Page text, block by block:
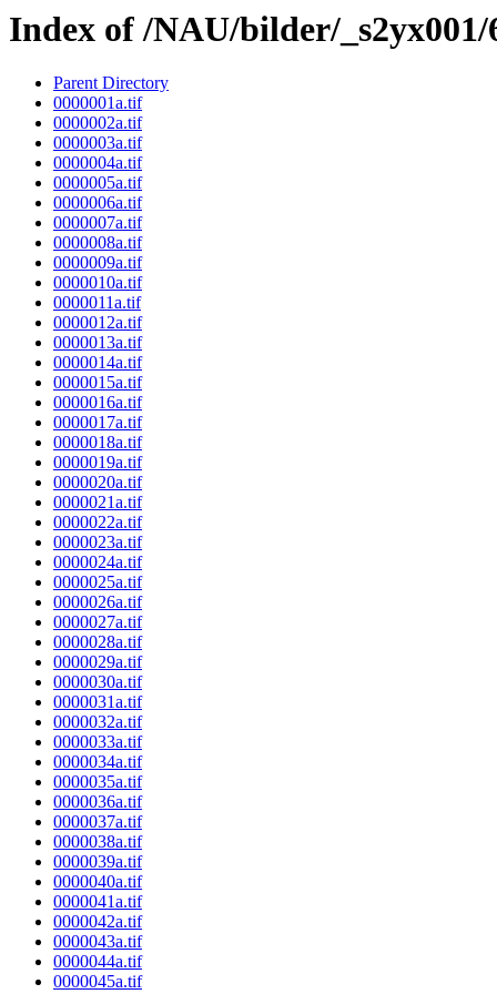
Index of /NAU/bilder/_s2yx001/
Parent Directory
0000001a.tif
0000002a.tif
0000003a.tif
0000004a.tif
0000005a.tif
0000006a.tif
0000007a.tif
0000008a.tif
0000009a.tif
0000010a.tif
0000011a.tif
0000012a.tif
0000013a.tif
0000014a.tif
0000015a.tif
0000016a.tif
0000017a.tif
0000018a.tif
0000019a.tif
0000020a.tif
0000021a.tif
0000022a.tif
0000023a.tif
0000024a.tif
0000025a.tif
0000026a.tif
0000027a.tif
0000028a.tif
0000029a.tif
0000030a.tif
0000031a.tif
0000032a.tif
0000033a.tif
0000034a.tif
0000035a.tif
0000036a.tif
0000037a.tif
0000038a.tif
0000039a.tif
0000040a.tif
0000041a.tif
0000042a.tif
0000043a.tif
0000044a.tif
0000045a.tif